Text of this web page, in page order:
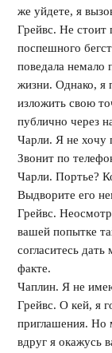
же уйдете, я
Грейвс. Не стоит
поспешного
поведала немало
жизни. Однако, я
изложить свою
публично через
Чарли. Я не хочу
Звонит по
Чарли. Портье?
Выдворите его
Грейвс.
вашей попытке
согласитесь
факте.
Чаплин. Я не
Грейвс. О кей, я
приглашения. Но
вдруг я окажусь